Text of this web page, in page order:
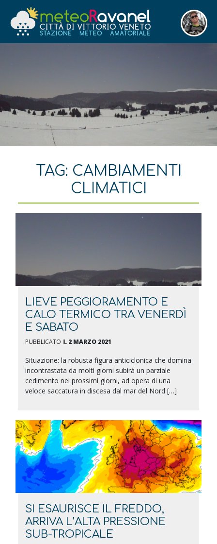
TAG: CAMBIAMENTI
CLIMATICI
LIEVE PEGGIORAMENTO E
CALO TERMICO TRA VENERDÌ
E SABATO
PUBBLICATO IL 2 MARZO 2021
Situazione: la robusta figura anticiclonica che domina
incontrastata da molti giorni subirà un parziale
cedimento nei prossimi giorni, ad opera di una
veloce saccatura in discesa dal mar del Nord […]
SI ESAURISCE IL FREDDO,
ARRIVA L’ALTA PRESSIONE
SUB-TROPICALE